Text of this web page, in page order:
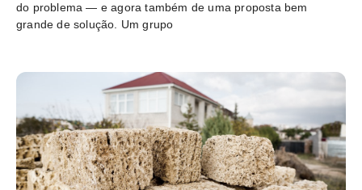
do problema — e agora também de uma proposta bem
grande de solução. Um grupo